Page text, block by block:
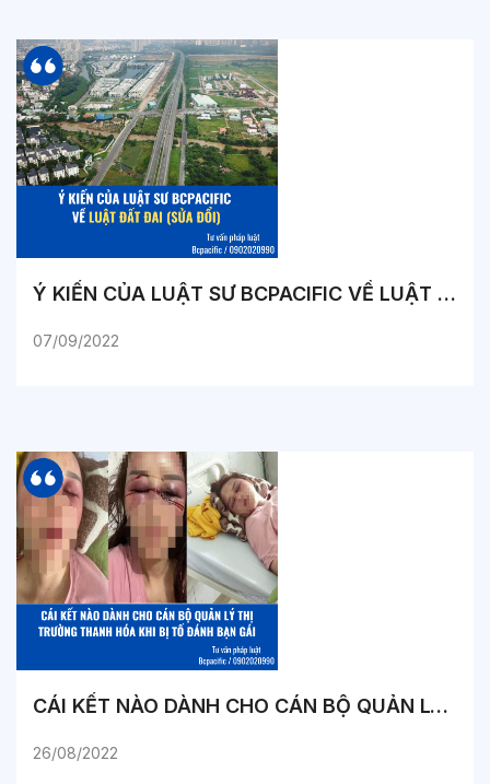
Ý KIẾN CỦA LUẬT SƯ BCPACIFIC VỀ LUẬT ĐẤT ĐAI (SỬA ĐỔI)
07/09/2022
CÁI KẾT NÀO DÀNH CHO CÁN BỘ QUẢN LÝ THỊ TRƯỜNG THANH HÓA KHI BỊ TỐ ĐÁNH BẠN GÁI
26/08/2022